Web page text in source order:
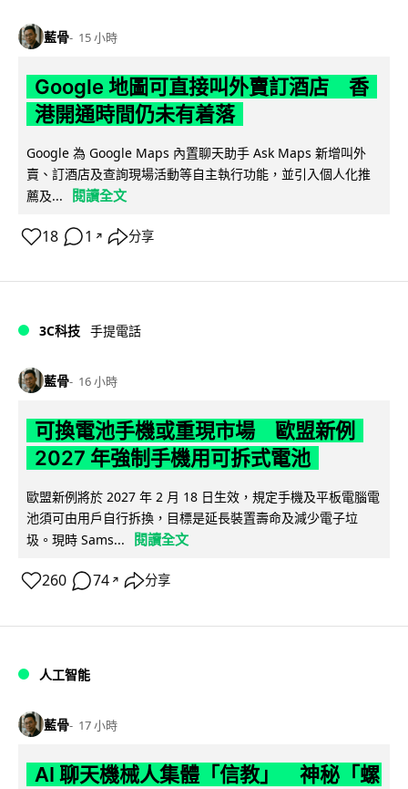
藍骨 15 小時
Google 地圖可直接叫外賣訂酒店 香
港開通時間仍未有着落
Google 為 Google Maps 內置聊天助手 Ask Maps 新增叫外
賣、訂酒店及查詢現場活動等自主執行功能，並引入個人化推
薦及...
閱讀全文
18 1 ↗ 分享
3C科技 手提電話
藍骨 16 小時
可換電池手機或重現市場 歐盟新例
2027 年強制手機用可拆式電池
歐盟新例將於 2027 年 2 月 18 日生效，規定手機及平板電腦電
池須可由用戶自行拆換，目標是延長裝置壽命及減少電子垃
圾。現時 Sams...
閱讀全文
260 74 ↗ 分享
人工智能
藍骨 17 小時
AI 聊天機械人集體「信教」 神秘「螺